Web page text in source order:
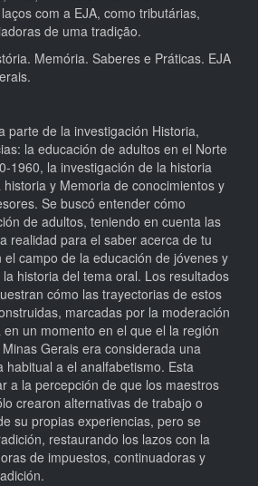
com a EJA, como tributárias,
de uma tradição.
Memória. Saberes e Práticas. EJA
parte de la investigación Historia,
la educación de adultos en el Norte
1960, la investigación de la historia
y Memoria de conocimientos y
Se buscó entender cómo
de adultos, teniendo en cuenta las
realidad para el saber acerca de tu
campo de la educación de jóvenes y
historia del tema oral. Los resultados
cómo las trayectorias de estos
marcadas por la moderación
un momento en el que el la región
Gerais era considerada una
habitual a el analfabetismo. Esta
a la percepción de que los maestros
crearon alternativas de trabajo o
su propias experiencias, pero se
restaurando los lazos con la
de impuestos, continuadoras y